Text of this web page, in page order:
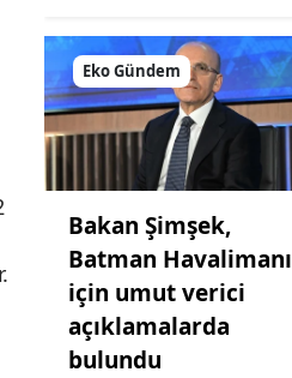
Eko Gündem
Bakan Şimşek,
Batman Havalimanı
için umut verici
açıklamalarda
bulundu